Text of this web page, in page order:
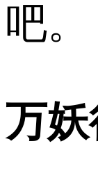
吧。
万